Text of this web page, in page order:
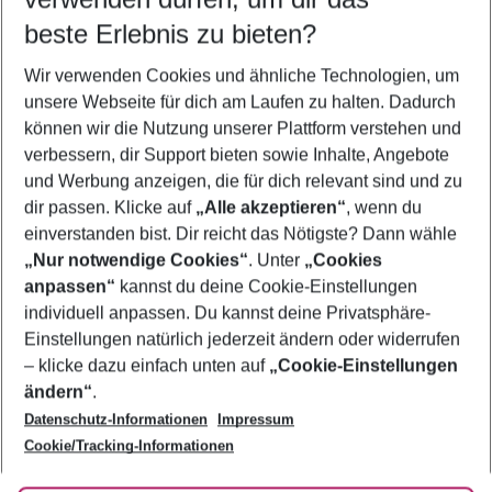
5-8 Nächte
2 Erwachsene Keine Kinder
Mehr Filter anzeigen
Footer
Footer navigation
Über uns
AGB
Bestpreisgarantie
Cookie-Einstellungen ändern
Cookie-Richtlinie
Agenturbetreuung
Barrierefreies Reisen
Folge uns
beste Erlebnis zu bieten?
Wir verwenden Cookies und ähnliche Technologien, um
unsere Webseite für dich am Laufen zu halten. Dadurch
können wir die Nutzung unserer Plattform verstehen und
verbessern, dir Support bieten sowie Inhalte, Angebote
und Werbung anzeigen, die für dich relevant sind und zu
dir passen. Klicke auf „Alle akzeptieren“, wenn du
einverstanden bist. Dir reicht das Nötigste? Dann wähle
„Nur notwendige Cookies“. Unter „Cookies
anpassen“ kannst du deine Cookie-Einstellungen
individuell anpassen. Du kannst deine Privatsphäre-
Einstellungen natürlich jederzeit ändern oder widerrufen
– klicke dazu einfach unten auf „Cookie-Einstellungen
ändern“.
Datenschutz-Informationen
Impressum
Cookie/Tracking-Informationen